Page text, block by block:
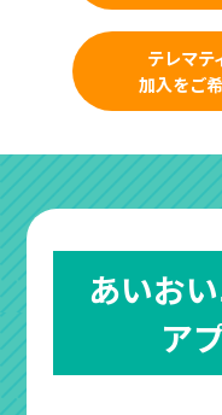
テレマテ
加入をご
あいお
ア